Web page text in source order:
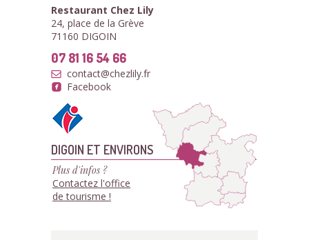
Restaurant Chez Lily
24, place de la Grève
71160 DIGOIN
07 81 16 54 66
contact@chezlily.fr
Facebook
DIGOIN ET ENVIRONS
Plus d'infos ?
Contactez l'office
de tourisme !